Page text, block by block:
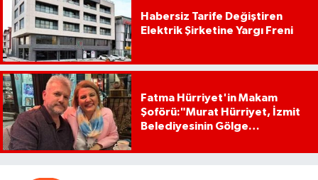
Habersiz Tarife Değiştiren
Elektrik Şirketine Yargı Freni
Fatma Hürriyet'in Makam
Şoförü:"Murat Hürriyet, İzmit
Belediyesinin Gölge